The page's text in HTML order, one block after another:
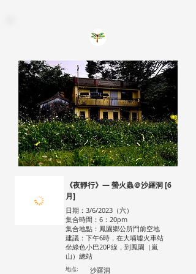
《夜靜行》— 螢火蟲＠沙羅洞 [6
月]
日期：3/6/2023（六）
集合時間：6：20pm
集合地點：鳳園鄉公所門前空地
建議：下午6時，在大埔墟火車站
坐綠色小巴20P線，到鳳園（嵐
山）總站
地点: 沙羅洞